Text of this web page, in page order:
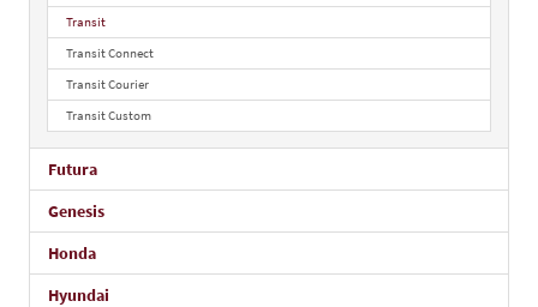
Transit
Transit Connect
Transit Courier
Transit Custom
Futura
Genesis
Honda
Hyundai